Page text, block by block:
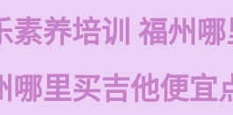
素养培训 福州
哪里买吉他便宜